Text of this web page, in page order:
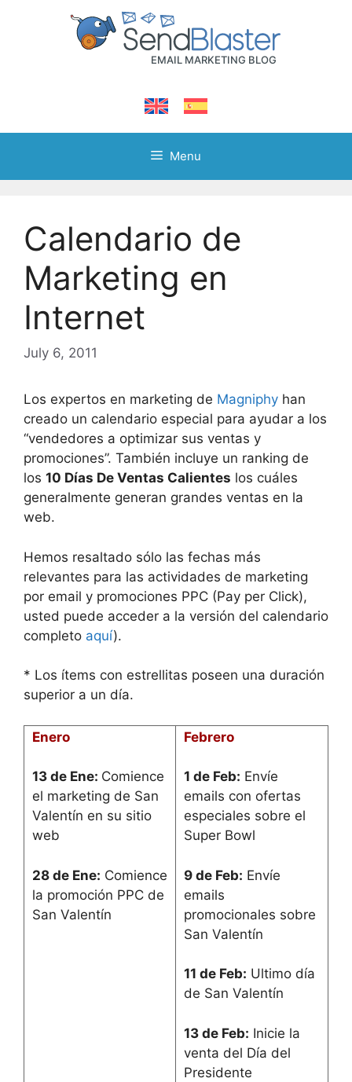
Menu
Calendario de
Marketing en
Internet
July 6, 2011
Los expertos en marketing de Magniphy han
creado un calendario especial para ayudar a los
“vendedores a optimizar sus ventas y
promociones”. También incluye un ranking de
los 10 Días De Ventas Calientes los cuáles
generalmente generan grandes ventas en la
web.
Hemos resaltado sólo las fechas más
relevantes para las actividades de marketing
por email y promociones PPC (Pay per Click),
usted puede acceder a la versión del calendario
completo aquí).
* Los ítems con estrellitas poseen una duración
superior a un día.
Enero
13 de Ene: Comience
el marketing de San
Valentín en su sitio
web
28 de Ene: Comience
la promoción PPC de
San Valentín
Febrero
1 de Feb: Envíe
emails con ofertas
especiales sobre el
Super Bowl
9 de Feb: Envíe
emails
promocionales sobre
San Valentín
11 de Feb: Ultimo día
de San Valentín
13 de Feb: Inicie la
venta del Día del
Presidente